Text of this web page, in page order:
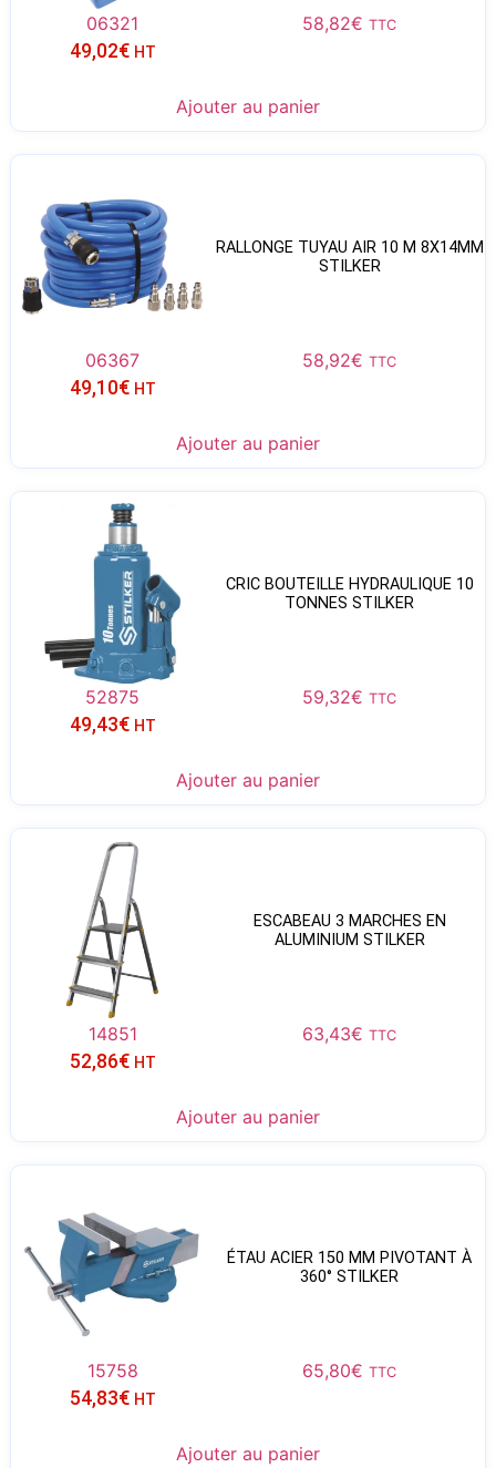
06321 58,82€ TTC
49,02€ HT
Ajouter au panier
RALLONGE TUYAU AIR 10 M 8X14MM
STILKER
06367 58,92€ TTC
49,10€ HT
Ajouter au panier
CRIC BOUTEILLE HYDRAULIQUE 10
TONNES STILKER
52875 59,32€ TTC
49,43€ HT
Ajouter au panier
ESCABEAU 3 MARCHES EN
ALUMINIUM STILKER
14851 63,43€ TTC
52,86€ HT
Ajouter au panier
ÉTAU ACIER 150 MM PIVOTANT À
360° STILKER
15758 65,80€ TTC
54,83€ HT
Ajouter au panier